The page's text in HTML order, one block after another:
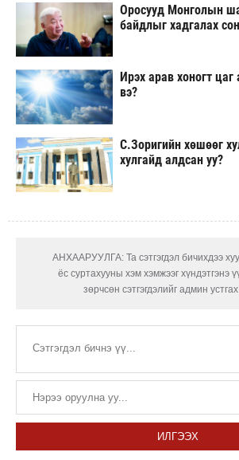
Оросууд Монголын
байдлыг хадгалах
Ирэх арав хоногт
вэ?
С.Зоригийн хөшөөг
хулгайд алдсан уу?
АНХААРУУЛГА: Та сэтгэгдэл бичихдээ
ёс суртахууны хэм хэмжээг хүндэтгэнэ
зөрчсөн сэтгэгдэлийг админ
ИЛГЭЭХ